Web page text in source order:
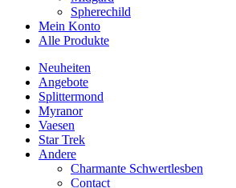
Spherechild
Mein Konto
Alle Produkte
Neuheiten
Angebote
Splittermond
Myranor
Vaesen
Star Trek
Andere
Charmante Schwertlesben
Contact